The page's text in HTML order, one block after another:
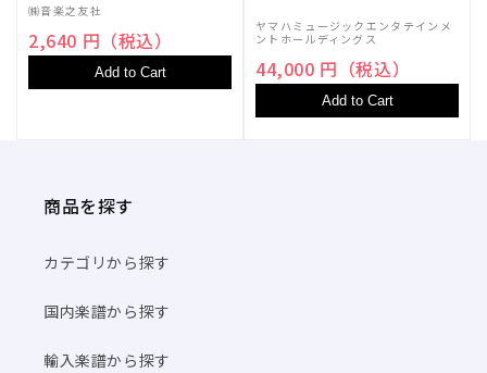
㈱音楽之友社
2,640 円（税込）
Add to Cart
ヤマハミュージックエンタテインメ
ントホールディングス
44,000 円（税込）
Add to Cart
商品を探す
カテゴリから探す
国内楽譜から探す
輸入楽譜から探す